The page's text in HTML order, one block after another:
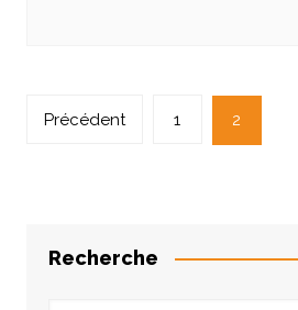
Navigation
Précédent 1 2
Recherche